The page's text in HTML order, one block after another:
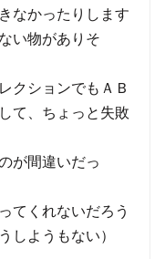
なかったりします
い物がありそ
クションでもＡＢ
て、ちょっと失敗
が間違いだっ
てくれないだろう
しようもない）